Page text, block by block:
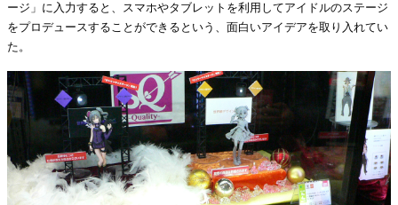
ージ」に入力すると、スマホやタブレットを利用してアイドルのステージ
をプロデュースすることができるという、面白いアイデアを取り入れてい
た。